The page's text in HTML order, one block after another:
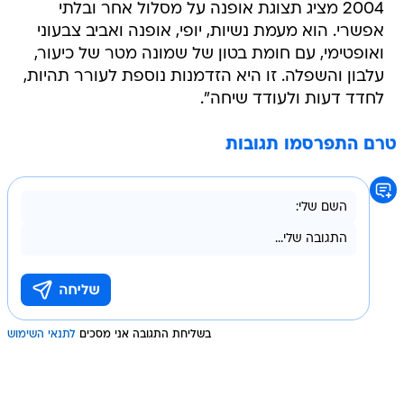
2004 מציג תצוגת אופנה על מסלול אחר ובלתי
אפשרי. הוא מעמת נשיות, יופי, אופנה ואביב צבעוני
ואופטימי, עם חומת בטון של שמונה מטר של כיעור,
עלבון והשפלה. זו היא הזדמנות נוספת לעורר תהיות,
לחדד דעות ולעודד שיחה".
טרם התפרסמו תגובות
בשליחת התגובה אני מסכים לתנאי השימוש